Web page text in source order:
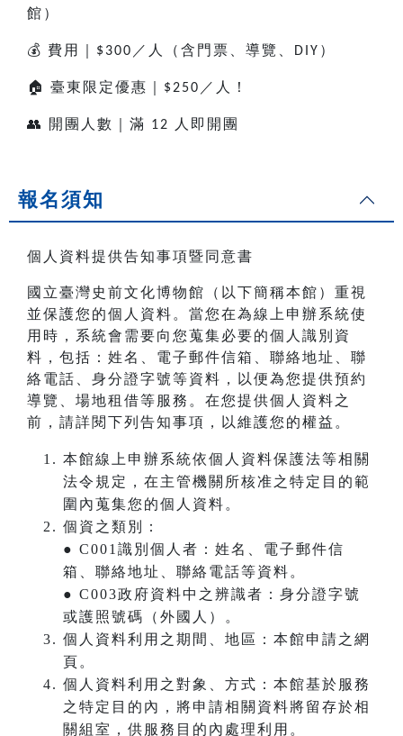
館）
💰 費用｜ $300 ／人（含門票、導覽、 DIY ）
🏠 臺東限定優惠｜ $250 ／人！
👥 開團人數｜滿 12 人即開團
報名須知
個人資料提供告知事項暨同意書
國立臺灣史前文化博物館（以下簡稱本館）重視
並保護您的個人資料。當您在為線上申辦系統使
用時，系統會需要向您蒐集必要的個人識別資
料，包括：姓名、電子郵件信箱、聯絡地址、聯
絡電話、身分證字號等資料，以便為您提供預約
導覽、場地租借等服務。在您提供個人資料之
前，請詳閱下列告知事項，以維護您的權益。
本館線上申辦系統依個人資料保護法等相關
法令規定，在主管機關所核准之特定目的範
圍內蒐集您的個人資料。
個資之類別：
● C001識別個人者：姓名、電子郵件信
箱、聯絡地址、聯絡電話等資料。
● C003政府資料中之辨識者：身分證字號
或護照號碼（外國人）。
個人資料利用之期間、地區：本館申請之網
頁。
個人資料利用之對象、方式：本館基於服務
之特定目的內，將申請相關資料將留存於相
關組室，供服務目的內處理利用。